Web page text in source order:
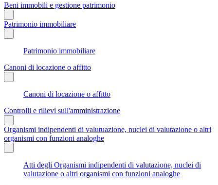
Beni immobili e gestione patrimonio
Patrimonio immobiliare
Patrimonio immobiliare
Canoni di locazione o affitto
Canoni di locazione o affitto
Controlli e rilievi sull'amministrazione
Organismi indipendenti di valutuazione, nuclei di valutazione o altri
organismi con funzioni analoghe
Atti degli Organismi indipendenti di valutazione, nuclei di
valutazione o altri organismi con funzioni analoghe